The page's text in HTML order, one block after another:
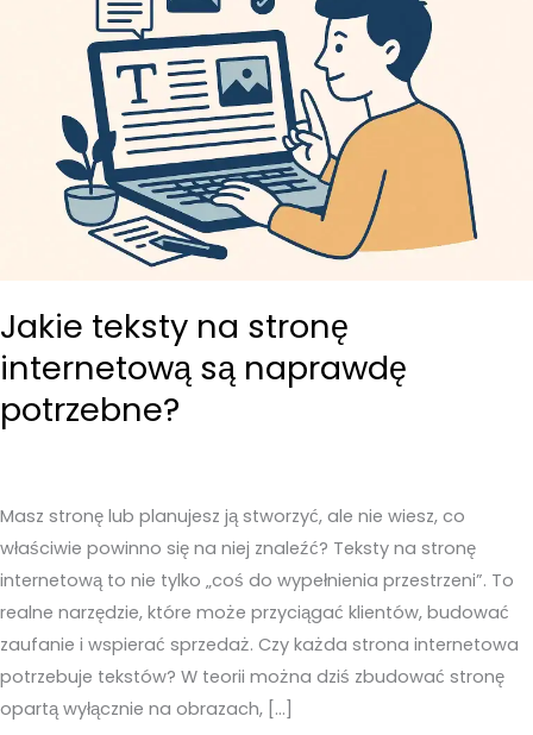
Jakie teksty na stronę
internetową są naprawdę
potrzebne?
Masz stronę lub planujesz ją stworzyć, ale nie wiesz, co
właściwie powinno się na niej znaleźć? Teksty na stronę
internetową to nie tylko „coś do wypełnienia przestrzeni”. To
realne narzędzie, które może przyciągać klientów, budować
zaufanie i wspierać sprzedaż. Czy każda strona internetowa
potrzebuje tekstów? W teorii można dziś zbudować stronę
opartą wyłącznie na obrazach, […]